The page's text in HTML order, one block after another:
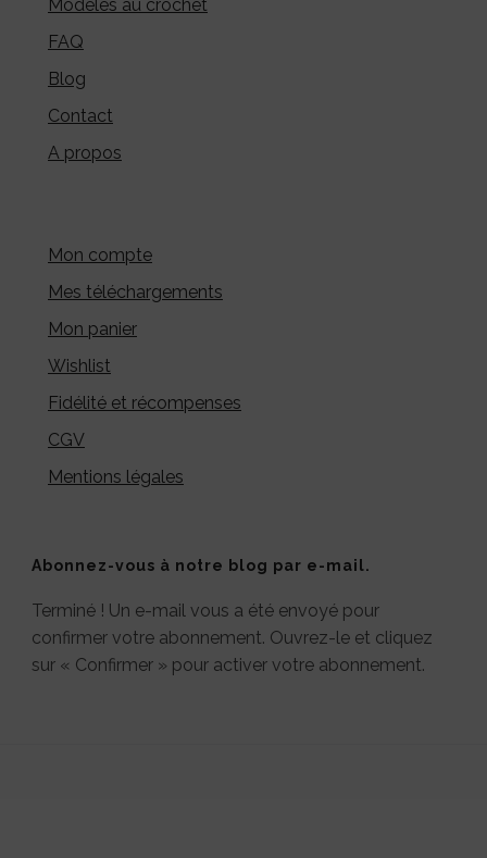
Modèles au crochet
FAQ
Blog
Contact
A propos
Mon compte
Mes téléchargements
Mon panier
Wishlist
Fidélité et récompenses
CGV
Mentions légales
Abonnez-vous à notre blog par e-mail.
Terminé ! Un e-mail vous a été envoyé pour
confirmer votre abonnement. Ouvrez-le et cliquez
sur « Confirmer » pour activer votre abonnement.